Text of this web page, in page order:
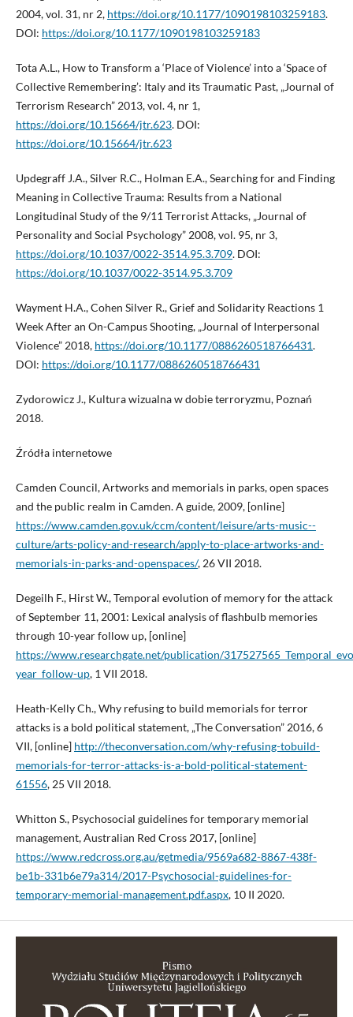
2004, vol. 31, nr 2, https://doi.org/10.1177/1090198103259183.
DOI: https://doi.org/10.1177/1090198103259183
Tota A.L., How to Transform a ‘Place of Violence’ into a ‘Space of
Collective Remembering’: Italy and its Traumatic Past, „Journal of
Terrorism Research” 2013, vol. 4, nr 1,
https://doi.org/10.15664/jtr.623. DOI:
https://doi.org/10.15664/jtr.623
Updegraff J.A., Silver R.C., Holman E.A., Searching for and Finding
Meaning in Collective Trauma: Results from a National
Longitudinal Study of the 9/11 Terrorist Attacks, „Journal of
Personality and Social Psychology” 2008, vol. 95, nr 3,
https://doi.org/10.1037/0022-3514.95.3.709. DOI:
https://doi.org/10.1037/0022-3514.95.3.709
Wayment H.A., Cohen Silver R., Grief and Solidarity Reactions 1
Week After an On-Campus Shooting, „Journal of Interpersonal
Violence” 2018, https://doi.org/10.1177/0886260518766431.
DOI: https://doi.org/10.1177/0886260518766431
Zydorowicz J., Kultura wizualna w dobie terroryzmu, Poznań
2018.
Źródła internetowe
Camden Council, Artworks and memorials in parks, open spaces
and the public realm in Camden. A guide, 2009, [online]
https://www.camden.gov.uk/ccm/content/leisure/arts-music--
culture/arts-policy-and-research/apply-to-place-artworks-and-
memorials-in-parks-and-openspaces/, 26 VII 2018.
Degeilh F., Hirst W., Temporal evolution of memory for the attack
of September 11, 2001: Lexical analysis of flashbulb memories
through 10-year follow up, [online]
https://www.researchgate.net/publication/
year_follow-up, 1 VII 2018.
Heath-Kelly Ch., Why refusing to build memorials for terror
attacks is a bold political statement, „The Conversation” 2016, 6
VII, [online] http://theconversation.com/why-refusing-tobuild-
memorials-for-terror-attacks-is-a-bold-political-statement-
61556, 25 VII 2018.
Whitton S., Psychosocial guidelines for temporary memorial
management, Australian Red Cross 2017, [online]
https://www.redcross.org.au/getmedia/9569a682-8867-438f-
be1b-331b6e79a314/2017-Psychosocial-guidelines-for-
temporary-memorial-management.pdf.aspx, 10 II 2020.